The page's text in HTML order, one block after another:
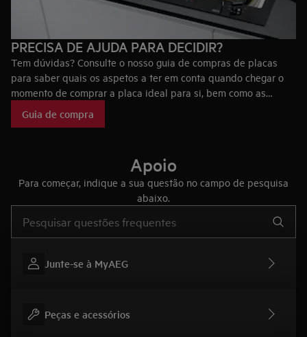
PRECISA DE AJUDA PARA DECIDIR?
Tem dúvidas? Consulte o nosso guia de compras de placas
para saber quais os aspetos a ter em conta quando chegar o
momento de comprar a placa ideal para si, bem como as
Guia de compra
Apoio
Para começar, indique a sua questão no campo de pesquisa
abaixo.
Junte-se à MyAEG
Peças e acessórios